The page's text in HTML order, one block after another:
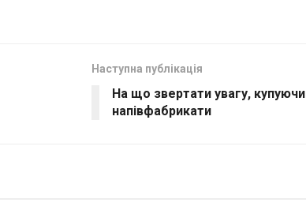
Наступна публікація
На що звертати увагу, купуючи
напівфабрикати